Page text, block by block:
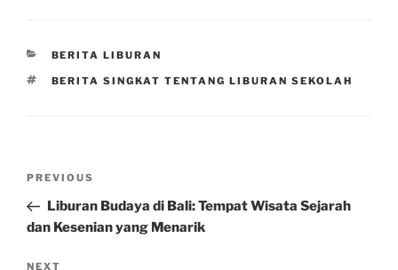
CATEGORIES
BERITA LIBURAN
TAGS
BERITA SINGKAT TENTANG LIBURAN SEKOLAH
Previous
Post
PREVIOUS
Liburan Budaya di Bali: Tempat Wisata Sejarah
dan Kesenian yang Menarik
NEXT